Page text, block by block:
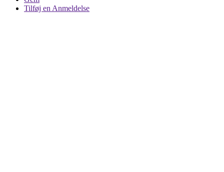
Tilføj en Anmeldelse